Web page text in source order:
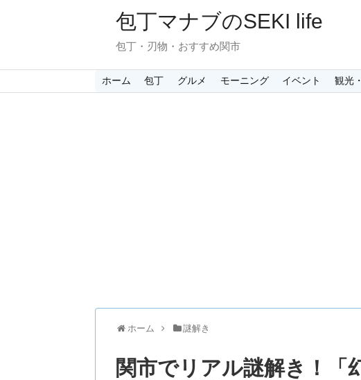
包丁マナブのSEKI life
包丁・刃物・おすすめ関市
ホーム 包丁 グルメ モーニング イベント 観光
ホーム 謎解き
関市でリアル謎解き！「